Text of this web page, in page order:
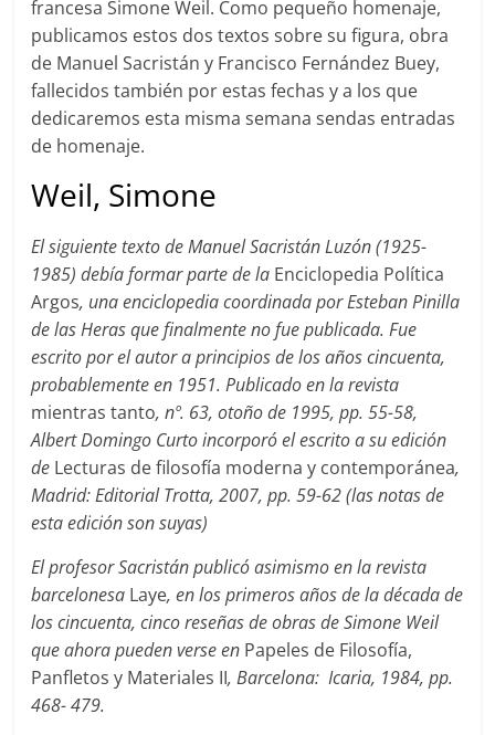
francesa Simone Weil. Como pequeño homenaje,
publicamos estos dos textos sobre su figura, obra
de Manuel Sacristán y Francisco Fernández Buey,
fallecidos también por estas fechas y a los que
dedicaremos esta misma semana sendas entradas
de homenaje.
Weil, Simone
El siguiente texto de Manuel Sacristán Luzón (1925-
1985) debía formar parte de la Enciclopedia Política
Argos, una enciclopedia coordinada por Esteban Pinilla
de las Heras que finalmente no fue publicada. Fue
escrito por el autor a principios de los años cincuenta,
probablemente en 1951. Publicado en la revista
mientras tanto, nº. 63, otoño de 1995, pp. 55-58,
Albert Domingo Curto incorporó el escrito a su edición
de Lecturas de filosofía moderna y contemporánea,
Madrid: Editorial Trotta, 2007, pp. 59-62 (las notas de
esta edición son suyas)
El profesor Sacristán publicó asimismo en la revista
barcelonesa Laye, en los primeros años de la década de
los cincuenta, cinco reseñas de obras de Simone Weil
que ahora pueden verse en Papeles de Filosofía,
Panfletos y Materiales II, Barcelona: Icaria, 1984, pp.
468- 479.